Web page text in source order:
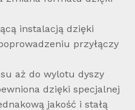
instalacją dzięki
przyłączy
aż do wylotu dyszy
dzięki specjalnej
jakość i stałą